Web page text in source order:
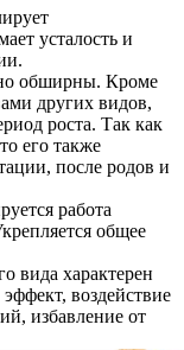
усталость и
обширны. Кроме
других видов,
роста. Так как
его также
после родов и
работа
общее
вида характерен
воздействие
избавление от